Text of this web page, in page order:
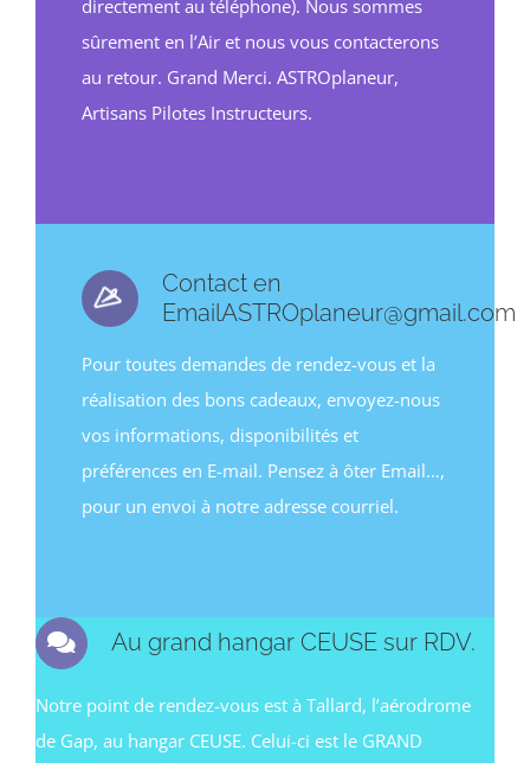
directement au téléphone). Nous sommes
sûrement en l’Air et nous vous contacterons
au retour. Grand Merci. ASTROplaneur,
Artisans Pilotes Instructeurs.
Contact en
EmailASTROplaneur@gmail.com
Pour toutes demandes de rendez-vous et la
réalisation des bons cadeaux, envoyez-nous
vos informations, disponibilités et
préférences en E-mail. Pensez à ôter Email…,
pour un envoi à notre adresse courriel.
Au grand hangar CEUSE sur RDV.
Notre point de rendez-vous est à Tallard, l’aérodrome
de Gap, au hangar CEUSE. Celui-ci est le GRAND